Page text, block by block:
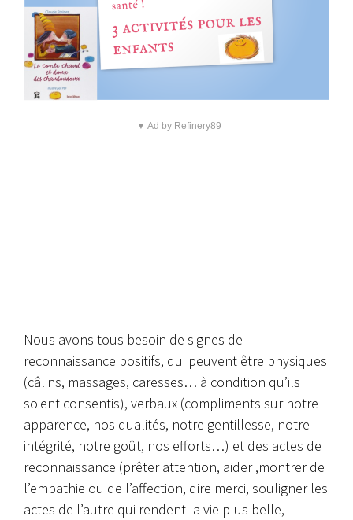
▼ Ad by Refinery89
Nous avons tous besoin de signes de
reconnaissance positifs, qui peuvent être physiques
(câlins, massages, caresses… à condition qu’ils
soient consentis), verbaux (compliments sur notre
apparence, nos qualités, notre gentillesse, notre
intégrité, notre goût, nos efforts…) et des actes de
reconnaissance (prêter attention, aider ,montrer de
l’empathie ou de l’affection, dire merci, souligner les
actes de l’autre qui rendent la vie plus belle,